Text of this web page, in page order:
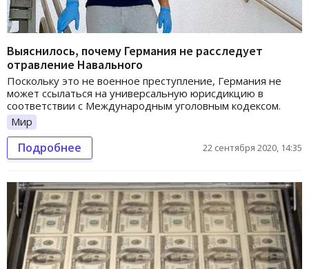
Выяснилось, почему Германия не расследует
отравление Навального
Поскольку это не военное преступление, Германия не
может ссылаться на универсальную юрисдикцию в
соответствии с Международным уголовным кодексом.
Мир
Подробнее 22 сентября 2020, 14:35